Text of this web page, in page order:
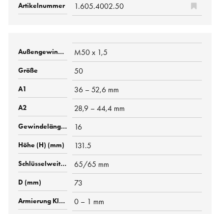
1.605.4002.50
M50 x 1,5
50
36 – 52,6 mm
28,9 – 44,4 mm
16
131.5
65/65 mm
73
0 – 1 mm